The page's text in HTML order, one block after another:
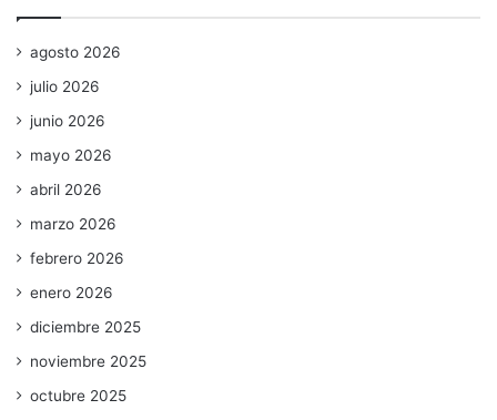
agosto 2026
julio 2026
junio 2026
mayo 2026
abril 2026
marzo 2026
febrero 2026
enero 2026
diciembre 2025
noviembre 2025
octubre 2025